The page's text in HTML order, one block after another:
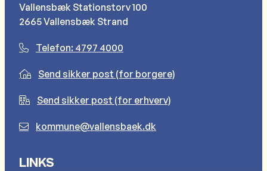
Vallensbæk Stationstorv 100
2665 Vallensbæk Strand
Telefon: 4797 4000
Send sikker post (for borgere)
Send sikker post (for erhverv)
kommune@vallensbaek.dk
LINKS